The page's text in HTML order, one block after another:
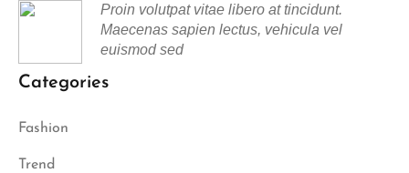
Proin volutpat vitae libero at tincidunt.
Maecenas sapien lectus, vehicula vel
euismod sed
Categories
Fashion
Trend